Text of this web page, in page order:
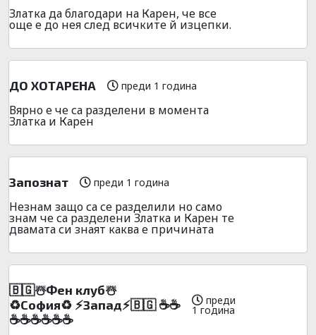
Златка да благодари на Карен, че все
още е до нея след всичките й изцепки.
ДО ХОТАРЕНА преди 1 година
Вярно е че са разделени в момента
Златка и Карен
Запознат преди 1 година
Незнам защо са се разделили но само
знам че са разделени Златка и Карен те
двамата си знаят каква е причината
🇧🇬☃️Фeн клyб☃️
♻️Сoфия♻️ ⚡Зaпaд⚡🇧🇬 ☕☕
☕☕☕☕☕☕
преди
1 година